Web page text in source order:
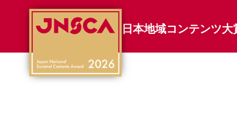
日本地域コンテンツ大